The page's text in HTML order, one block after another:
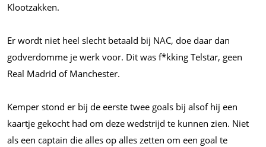
Klootzakken.
Er wordt niet heel slecht betaald bij NAC, doe daar dan
godverdomme je werk voor. Dit was f*kking Telstar, geen
Real Madrid of Manchester.
Kemper stond er bij de eerste twee goals bij alsof hij een
kaartje gekocht had om deze wedstrijd te kunnen zien. Niet
als een captain die alles op alles zetten om een goal te